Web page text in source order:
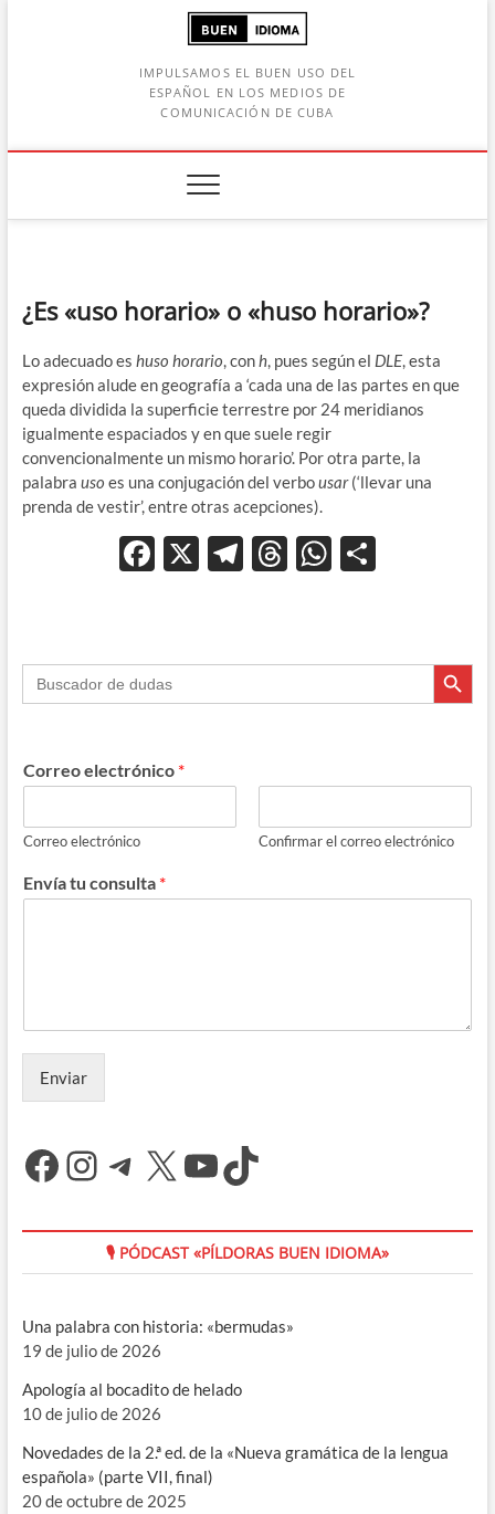
IMPULSAMOS EL BUEN USO DEL
ESPAÑOL EN LOS MEDIOS DE
COMUNICACIÓN DE CUBA
¿Es «uso horario» o «huso horario»?
Lo adecuado es huso horario, conh, pues según el DLE, esta
expresión alude en geografía a ‘cada una de las partes en que
queda dividida la superficie terrestre por 24 meridianos
igualmente espaciados y en que suele regir
convencionalmente un mismo horario’. Por otra parte, la
palabra uso es una conjugación del verbousar(‘llevar una
prenda de vestir’, entre otras acepciones).
F
b
o
k
X T
gr
a
T
a
ds
W
s
A
p
ar
Buscar: Botón de
Correo electrónico *
Correo electrónico Confirmar el correo electrónico
Envía tu consulta *
Enviar
Facebook
Instagram
Telegram
X YouTube
TikTok
🎙 PÓDCAST «PÍLDORAS BUEN IDIOMA»
Una palabra con historia: «bermudas»
19 de julio de 2026
Apología al bocadito de helado
10 de julio de 2026
Novedades de la 2.ª ed. de la «Nueva gramática de la lengua
española» (parte VII, final)
20 de octubre de 2025